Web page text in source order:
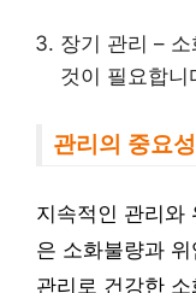
장기 관리 –
것이 필요합니
관리의 중요성
지속적인 관리와
은 소화불량과
관리로 건강한